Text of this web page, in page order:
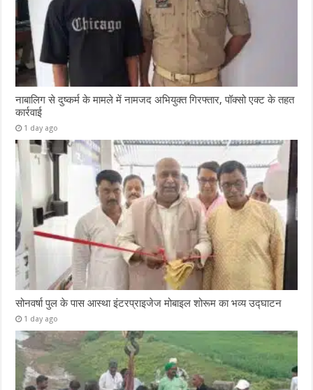
नाबालिग से दुष्कर्म के मामले में नामजद अभियुक्त गिरफ्तार, पॉक्सो एक्ट के तहत
कार्रवाई
1 day ago
सोनवर्षा पुल के पास आस्था इंटरप्राइजेज मोबाइल शोरूम का भव्य उद्घाटन
1 day ago